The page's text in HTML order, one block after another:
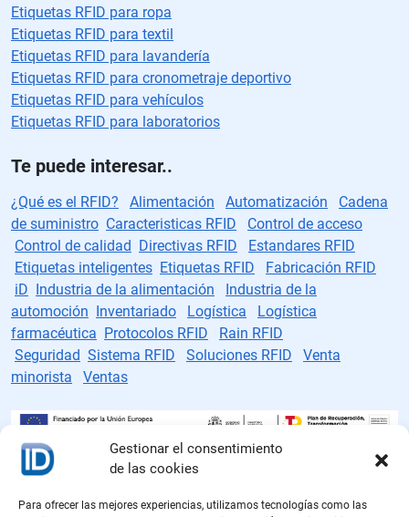
Gestionar el consentimiento
de las cookies
Para ofrecer las mejores experiencias, utilizamos tecnologías como las
Etiquetas RFID para ropa
Etiquetas RFID para textil
Etiquetas RFID para lavandería
Etiquetas RFID para cronometraje deportivo
Etiquetas RFID para vehículos
Etiquetas RFID para laboratorios
Te puede interesar..
¿Qué es el RFID? Alimentación Automatización
Cadena
de suministro Caracteristicas RFID
Control de acceso
Control de calidad Directivas RFID
Estandares RFID
Etiquetas inteligentes Etiquetas RFID
Fabricación RFID
iD Industria de la alimentación
Industria de la
automoción Inventariado Logística
Logística
farmacéutica Protocolos RFID
Rain RFID
Seguridad Sistema RFID Soluciones RFID
Venta
minorista
Ventas